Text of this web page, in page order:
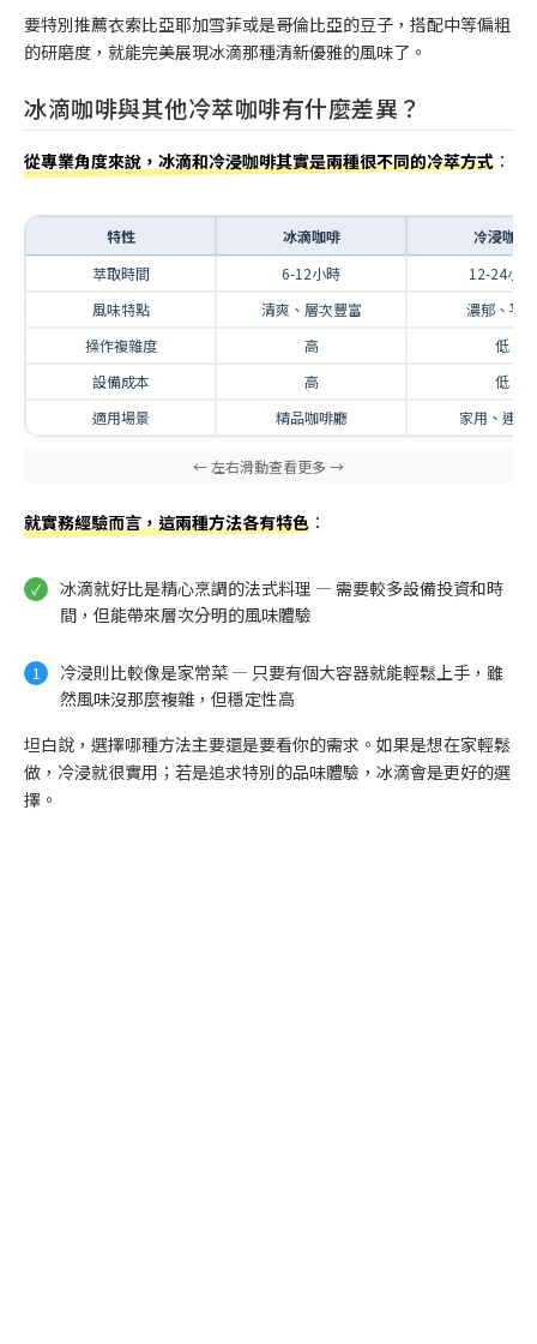
要特別推薦衣索比亞耶加雪菲或是哥倫比亞的豆子，搭配中等偏粗
的研磨度，就能完美展現冰滴那種清新優雅的風味了。
冰滴咖啡與其他冷萃咖啡有什麼差異？
從專業角度來說，冰滴和冷浸咖啡其實是兩種很不同的冷萃方式 ：
特性 冰滴咖啡
冷浸咖啡
萃取時間
6-12小時
12-24小時
風味特點
清爽、層次豐富
濃郁、平衡
操作複雜度
高
低
設備成本
高
低
適用場景
精品咖啡廳 家用、連鎖
就實務經驗而言，這兩種方法各有特色 ：
冰滴就好比是精心烹調的法式料理 — 需要較多設備投資和時
間，但能帶來層次分明的風味體驗
冷浸則比較像是家常菜 — 只要有個大容器就能輕鬆上手，雖
然風味沒那麼複雜，但穩定性高
坦白說，選擇哪種方法主要還是要看你的需求。如果是想在家輕鬆
做，冷浸就很實用；若是追求特別的品味體驗，冰滴會是更好的選
擇。